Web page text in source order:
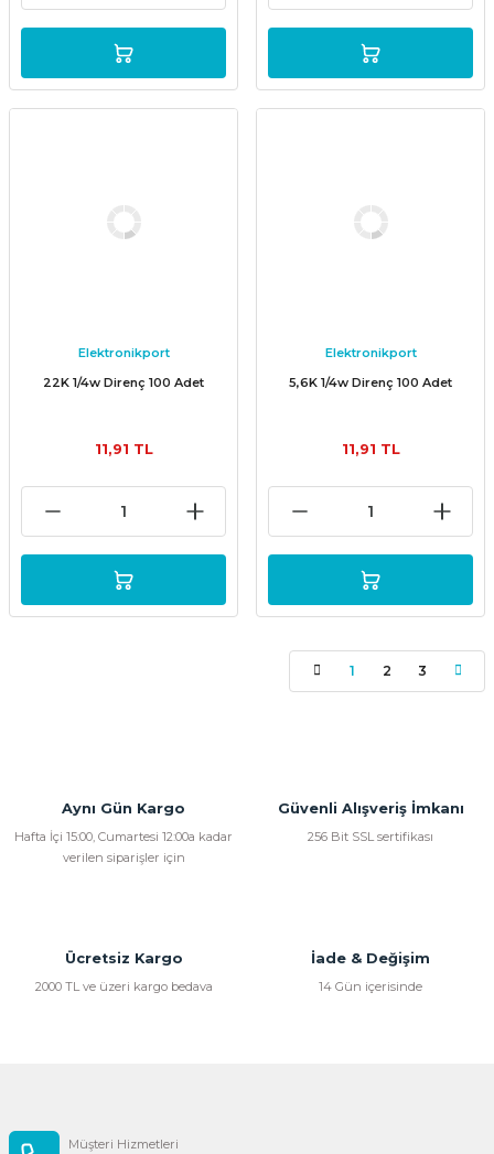
Elektronikport
22K 1/4w Direnç 100 Adet
11,91 TL
Elektronikport
5,6K 1/4w Direnç 100 Adet
11,91 TL
1 2 3
Aynı Gün Kargo
Hafta İçi 15:00, Cumartesi 12:00a kadar
verilen siparişler için
Güvenli Alışveriş İmkanı
256 Bit SSL sertifikası
Ücretsiz Kargo
2000 TL ve üzeri kargo bedava
İade & Değişim
14 Gün içerisinde
Müşteri Hizmetleri